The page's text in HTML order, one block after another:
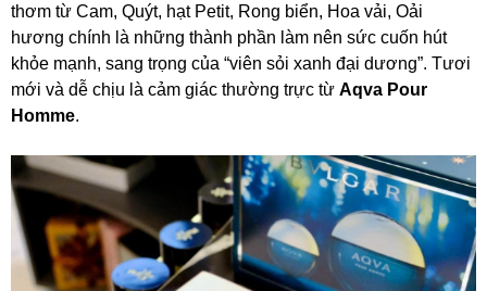
thơm từ Cam, Quýt, hạt Petit, Rong biển, Hoa vải, Oải
hương chính là những thành phần làm nên sức cuốn hút
khỏe mạnh, sang trọng của “viên sỏi xanh đại dương”. Tươi
mới và dễ chịu là cảm giác thường trực từ Aqva Pour
Homme.